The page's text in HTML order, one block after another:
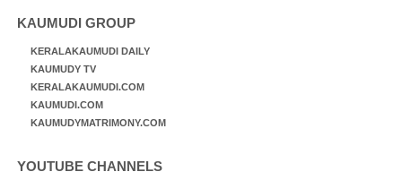
KAUMUDI GROUP
KERALAKAUMUDI DAILY
KAUMUDY TV
KERALAKAUMUDI.COM
KAUMUDI.COM
KAUMUDYMATRIMONY.COM
YOUTUBE CHANNELS